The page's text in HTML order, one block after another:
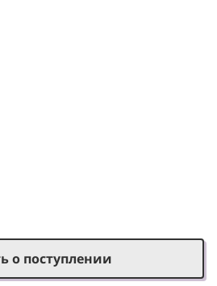
о поступлении